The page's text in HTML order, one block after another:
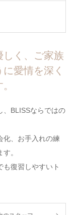
しく、ご家族
愛情を深く
、BLISSならではの
化、お手入れの練
。
も復習しやすいト